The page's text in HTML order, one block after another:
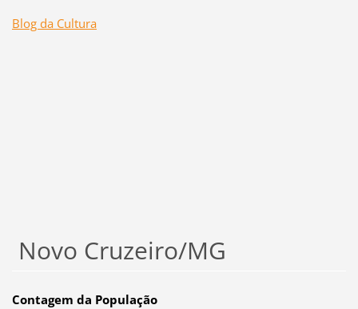
Blog da Cultura
Novo Cruzeiro/MG
Contagem da População